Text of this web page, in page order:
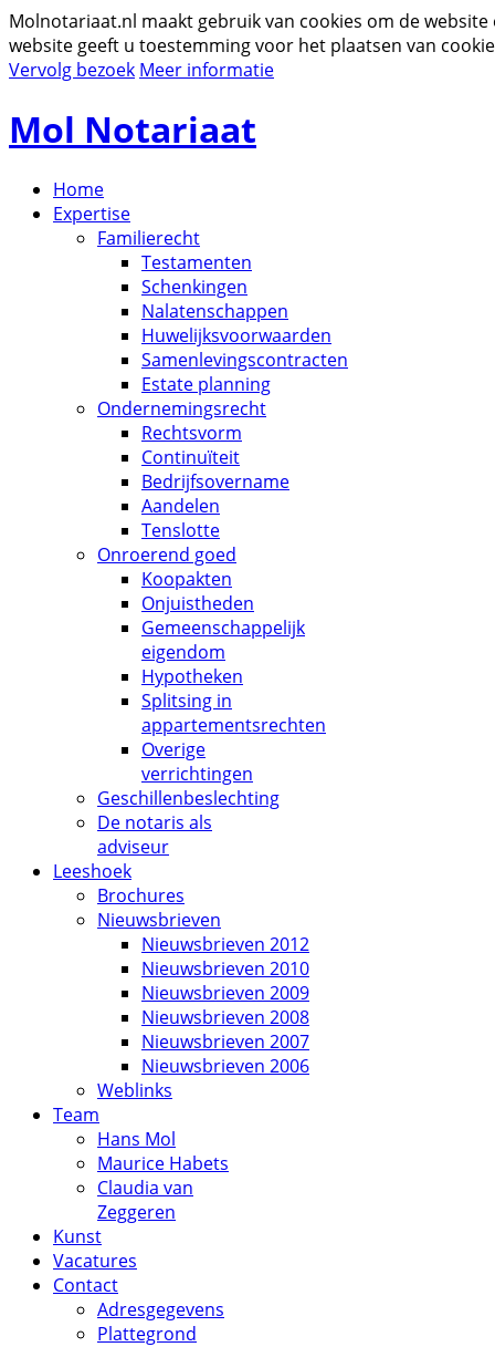
Molnotariaat.nl maakt gebruik van cookies om de
website geeft u toestemming voor het plaatsen van
Vervolg bezoek Meer informatie
Mol Notariaat
Home
Expertise
Familierecht
Testamenten
Schenkingen
Nalatenschappen
Huwelijksvoorwaarden
Samenlevingscontracten
Estate planning
Ondernemingsrecht
Rechtsvorm
Continuïteit
Bedrijfsovername
Aandelen
Tenslotte
Onroerend goed
Koopakten
Onjuistheden
Gemeenschappelijk
eigendom
Hypotheken
Splitsing in
appartementsrechten
Overige
verrichtingen
Geschillenbeslechting
De notaris als
adviseur
Leeshoek
Brochures
Nieuwsbrieven
Nieuwsbrieven 2012
Nieuwsbrieven 2010
Nieuwsbrieven 2009
Nieuwsbrieven 2008
Nieuwsbrieven 2007
Nieuwsbrieven 2006
Weblinks
Team
Hans Mol
Maurice Habets
Claudia van
Zeggeren
Kunst
Vacatures
Contact
Adresgegevens
Plattegrond